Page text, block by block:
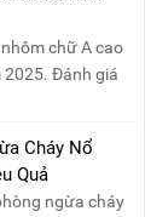
chữ A cao
Đánh giá
Cháy Nổ
Quả
ngừa cháy